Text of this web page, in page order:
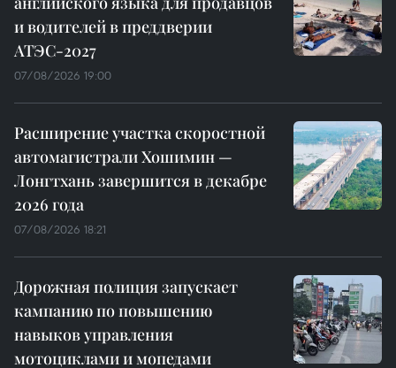
и водителей в преддверии
АТЭС-2027
07/08/2026 19:00
Расширение участка скоростной
автомагистрали Хошимин —
Лонгтхань завершится в декабре
2026 года
07/08/2026 18:21
Дорожная полиция запускает
кампанию по повышению
навыков управления
мотоциклами и мопедами